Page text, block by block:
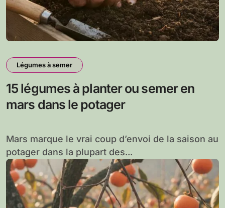
Légumes à semer
15 légumes à planter ou semer en
mars dans le potager
Mars marque le vrai coup d’envoi de la saison au
potager dans la plupart des...